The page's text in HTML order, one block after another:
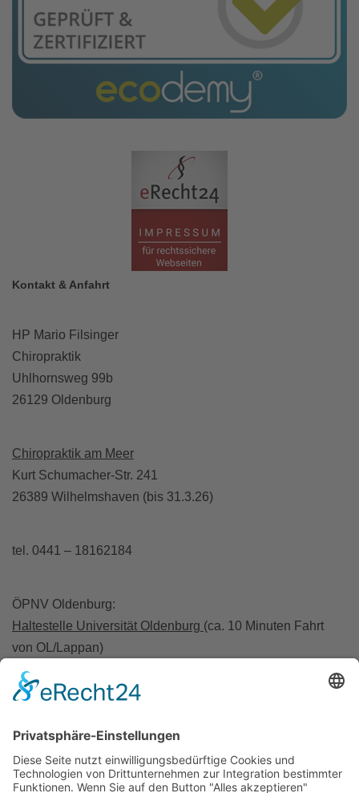
Cookie-Zustimmung verwalten
Kontakt & Anfahrt
HP Mario Filsinger
Chiropraktik
Uhlhornsweg 99b
26129 Oldenburg
Chiropraktik am Meer
Kurt Schumacher-Str. 241
26389 Wilhelmshaven (bis 31.3.26)
tel. 0441 – 18162184
ÖPNV Oldenburg:
Haltestelle Universität Oldenburg (ca. 10 Minuten Fahrt
von OL/Lappan)
A28 Abfahrt Wechloy / A293 Abfahrt Haarentor
Haltestelle Klinikum/Jade Hochschule
A29 Abfahrt Wilhelmshaven